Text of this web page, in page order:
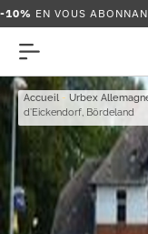
-10% EN VOUS
Accueil - Urbex
d’Eickendorf, Bördeland